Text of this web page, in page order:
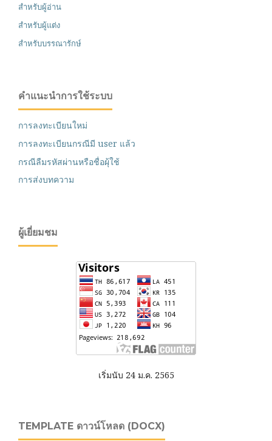
สำหรับผู้อ่าน
สำหรับผู้แต่ง
สำหรับบรรณารักษ์
คำแนะนำการใช้ระบบ
การลงทะเบียนใหม่
การลงทะเบียนกรณีมี user แล้ว
กรณีลืมรหัสผ่านหรือชื่อผุ้ใช้
การส่งบทความ
ผู้เยี่ยมชม
เริ่มนับ 24 ม.ค. 2565
TEMPLATE ดาวน์โหลด (DOCX)